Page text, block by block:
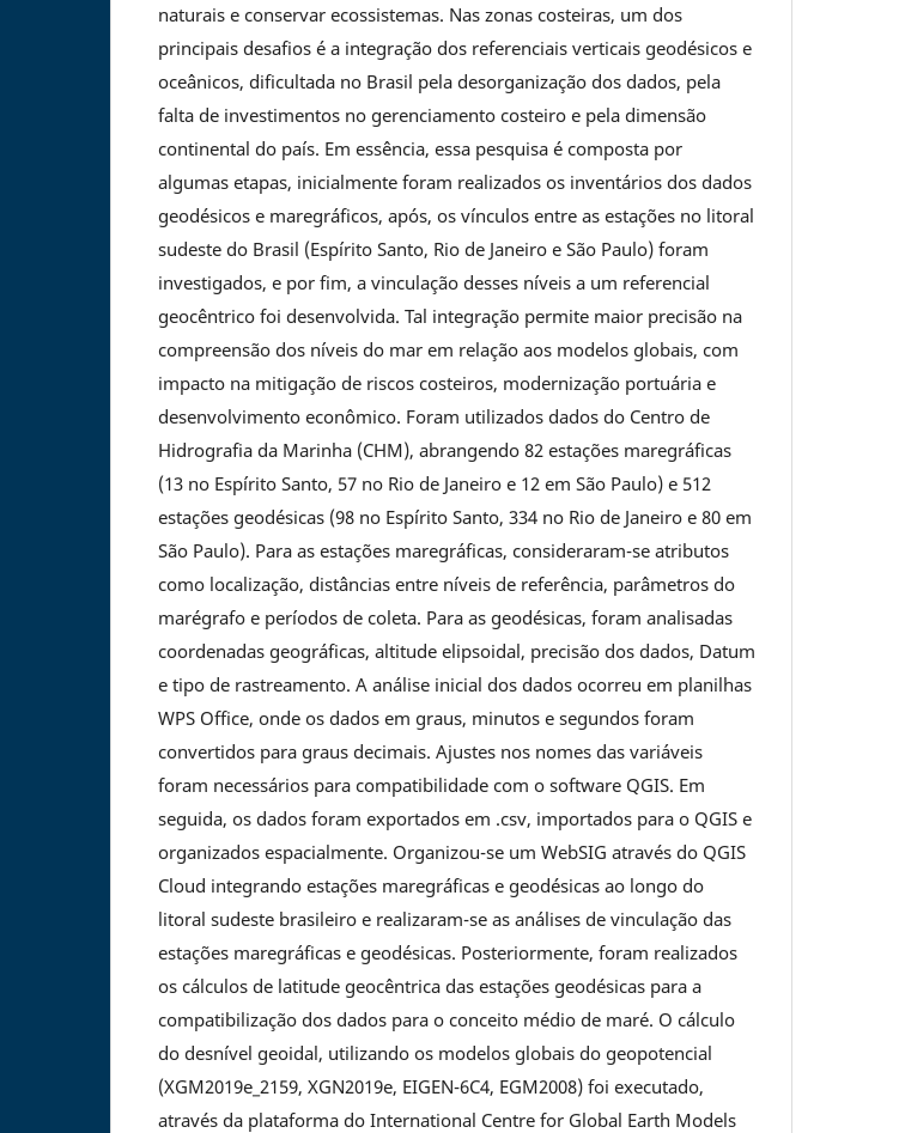
naturais e conservar ecossistemas. Nas zonas costeiras, um dos
principais desafios é a integração dos referenciais verticais geodésicos e
oceânicos, dificultada no Brasil pela desorganização dos dados, pela
falta de investimentos no gerenciamento costeiro e pela dimensão
continental do país. Em essência, essa pesquisa é composta por
algumas etapas, inicialmente foram realizados os inventários dos dados
geodésicos e maregráficos, após, os vínculos entre as estações no litoral
sudeste do Brasil (Espírito Santo, Rio de Janeiro e São Paulo) foram
investigados, e por fim, a vinculação desses níveis a um referencial
geocêntrico foi desenvolvida. Tal integração permite maior precisão na
compreensão dos níveis do mar em relação aos modelos globais, com
impacto na mitigação de riscos costeiros, modernização portuária e
desenvolvimento econômico. Foram utilizados dados do Centro de
Hidrografia da Marinha (CHM), abrangendo 82 estações maregráficas
(13 no Espírito Santo, 57 no Rio de Janeiro e 12 em São Paulo) e 512
estações geodésicas (98 no Espírito Santo, 334 no Rio de Janeiro e 80 em
São Paulo). Para as estações maregráficas, consideraram-se atributos
como localização, distâncias entre níveis de referência, parâmetros do
marégrafo e períodos de coleta. Para as geodésicas, foram analisadas
coordenadas geográficas, altitude elipsoidal, precisão dos dados, Datum
e tipo de rastreamento. A análise inicial dos dados ocorreu em planilhas
WPS Office, onde os dados em graus, minutos e segundos foram
convertidos para graus decimais. Ajustes nos nomes das variáveis
foram necessários para compatibilidade com o software QGIS. Em
seguida, os dados foram exportados em .csv, importados para o QGIS e
organizados espacialmente. Organizou-se um WebSIG através do QGIS
Cloud integrando estações maregráficas e geodésicas ao longo do
litoral sudeste brasileiro e realizaram-se as análises de vinculação das
estações maregráficas e geodésicas. Posteriormente, foram realizados
os cálculos de latitude geocêntrica das estações geodésicas para a
compatibilização dos dados para o conceito médio de maré. O cálculo
do desnível geoidal, utilizando os modelos globais do geopotencial
(XGM2019e_2159, XGN2019e, EIGEN-6C4, EGM2008) foi executado,
através da plataforma do International Centre for Global Earth Models